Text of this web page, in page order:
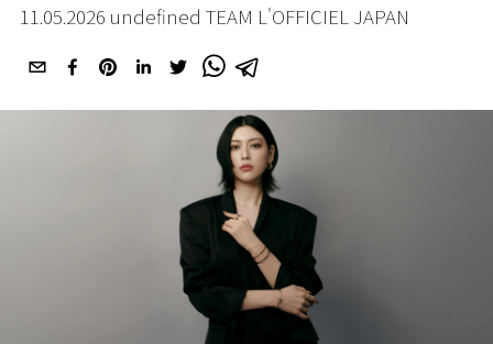
11.05.2026 undefined TEAM L'OFFICIEL JAPAN